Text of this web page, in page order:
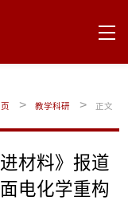
> 教学科研 > 正文
材料》报道
电化学重构